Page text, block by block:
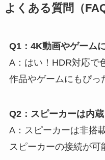
よくある質問（FAQ
Q1：4K動画やゲーム
A：はい！HDR対応で
作品やゲームにもぴっ
Q2：スピーカーは内
A：スピーカーは非搭
スピーカーの接続が可